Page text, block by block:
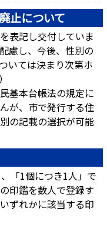
止について
表記し交付していま
慮し、今後、性別の
いては決まり次第ホ
基本台帳法の規定に
が、市で発行する住
の記載の選択が可能
「1個につき1人」で
印鑑を数人で登録す
ずれかに該当する印